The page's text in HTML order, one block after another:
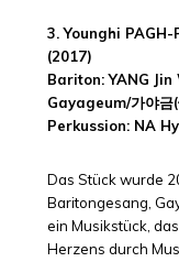
3. Younghi PAGH-
(2017)
Bariton: YANG Jin
Gayageum/가야금
Perkussion: NA
Das Stück wurde
Baritongesang,
ein Musikstück,
Herzens durch